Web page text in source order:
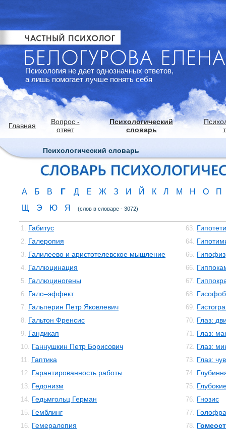
Психология не дает однозначных ответов,
а лишь помогает лучше понять себя
Главная
Вопрос -
ответ
Психологический
словарь
Психологический словарь
А Б В Г Д Е Ж З И Й К Л М Н О
П
Щ
Э Ю Я (слов в словаре - 3072)
1. Габитус
2. Галеропия
3. Галилеево и аристотелевское мышление
4. Галлюцинация
5. Галлюциногены
6. Гало–эффект
7. Гальперин Петр Яковлевич
8. Гальтон Френсис
9. Гандикап
10. Ганнушкин Петр Борисович
11. Гаптика
12. Гарантированность работы
13. Гедонизм
14. Гедьмгольц Герман
15. Гемблинг
16. Гемералопия
63.
64.
65. Гипофиз
66.
67.
68.
69.
70. Глаз:
71. Глаз:
72. Глаз:
73. Глаз:
74.
75.
76. Гнозис
77.
78.